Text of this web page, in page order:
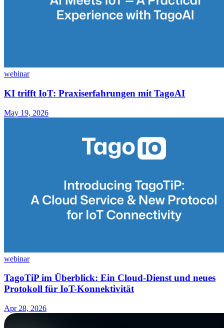
webinar
KI trifft IoT: Praxiserfahrungen mit TagoAI
May 19, 2026
webinar
TagoTiP im Überblick: Ein Cloud-Dienst und neues
Protokoll für IoT-Konnektivität
Apr 28, 2026